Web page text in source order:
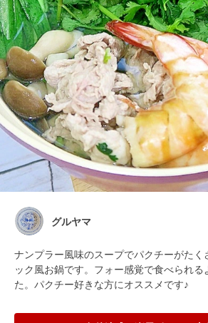
グルヤマ
ナンプラー風味のスープでパクチーがたく
ック風お鍋です。フォー感覚で食べられる
た。パクチー好きな方にオススメです♪